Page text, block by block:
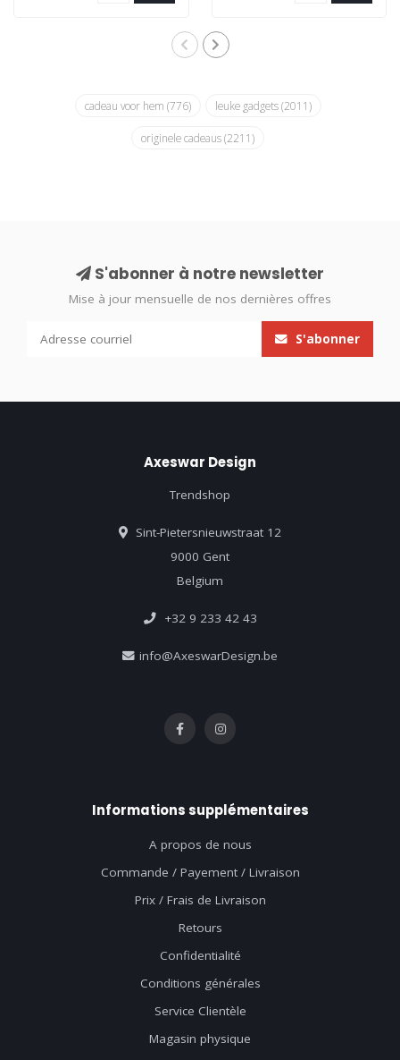
cadeau voor hem (776) leuke gadgets(2011)
originele cadeaus(2211)
S'abonner à notre newsletter
Mise à jour mensuelle de nos dernières offres
S'abonner
Axeswar Design
Trendshop
Sint-Pietersnieuwstraat 12
9000 Gent
Belgium
+32 9 233 42 43
info@AxeswarDesign.be
Informations supplémentaires
A propos de nous
Commande / Payement / Livraison
Prix / Frais de Livraison
Retours
Confidentialité
Conditions générales
Service Clientèle
Magasin physique